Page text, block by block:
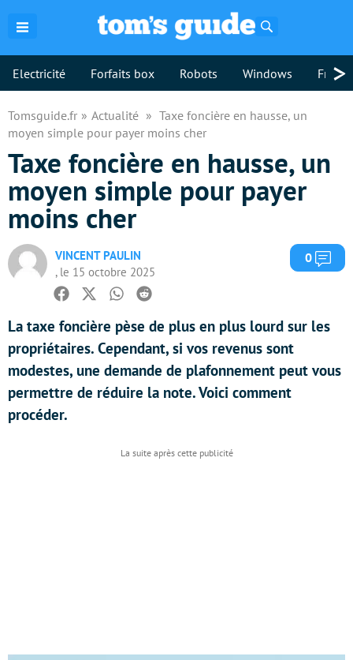
Electricité Forfaits box Robots Windows >
Tomsguide.fr Actualité
Taxe foncière en hausse, un
moyen simple pour payer moins cher
Taxe foncière en hausse, un
moyen simple pour payer
moins cher
VINCENT PAULIN
, le 15 octobre 2025
0
Facebook
TwitterWhatsapp
Reddit
La taxe foncière pèse de plus en plus lourd sur les
propriétaires. Cependant, si vos revenus sont
modestes, une demande de plafonnement peut vous
permettre de réduire la note. Voici comment
procéder.